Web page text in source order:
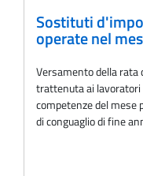
Sostituti
operate nel
Versamento della rata
trattenuta ai
competenze del mese
di conguaglio di fine